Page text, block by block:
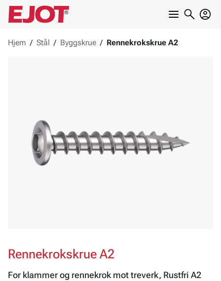
Hjem / Stål / Byggskrue / Rennekrokskrue A2
Rennekrokskrue A2
For klammer og rennekrok mot treverk, Rustfri A2